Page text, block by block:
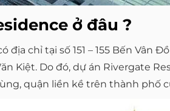
ở đâu ?
địa chỉ tại số 151 – 155 Bến
Kiệt. Do đó, dự án Rivergate
quận liền kề trên thành